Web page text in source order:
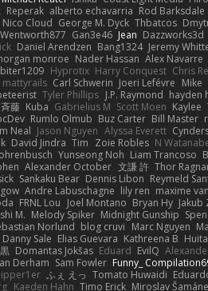
Reperak alberto echavarria Rod Barksdale
Nico Cloud George M. Dyck Thbatcos
Gan3e46 Jean Dazzworks3d
Daniel Arendzen Bang1324 Jeremy
monroe Nader Hassan Alex Navarre
Hyprotix Harry Conquest Chris
mattyrails Carl Schwerin Joeri Lefévre Mike
Tyler Phillips J.P. Raymond hayden
藤 Kuba Gabrielius M Scott Moen Kaylee
Rumlo Olmub Buz Carter Bill Master
Neal Jason Nguyen Alyssa Everett
David Jindra Tim Zoie Robles N
Yunseong Noh Liam Trancoso
Alexander October 文謙 許 Thor
Sankaku Bear Dennis Libon Reymeld
Andre Labuschagne lily ren maxime
FRNL Lou Joel Montano Bryan Hy Jakub
M. Melody Spiker Midnight Gunship
Norlund blog cruvi Marc Nguyen
Danny Sale Elias Guevara Kathreena B
Domantas Jokšas Eduard EvilQ
Derham Sam Fowler Funny_
ふぇ えっ Tomato Huwaidi
Kaeden Hahn Timo Erick Miroslav